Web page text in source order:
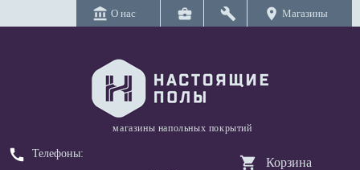
account_balance О нас business_center build location_on Магазины
магазины напольных покрытий
call
Телефоны:
Корзина